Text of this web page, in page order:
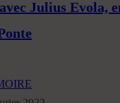
Julius Evola,